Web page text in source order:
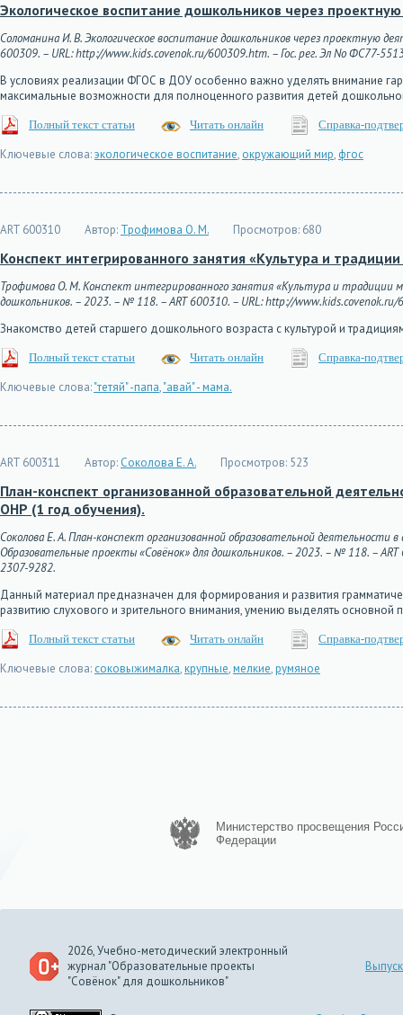
Экологическое воспитание дошкольников через
Соломанина И. В. Экологическое воспитание дошкольников через проектную
600309. – URL: http://www.kids.covenok.ru/600309.htm. – Гос. рег. Эл No ФС77-
В условиях реализации ФГОС в ДОУ особенно важно уделять внимание
максимальные возможности для полноценного развития детей
Полный текст статьи Читать онлайн Справка-
Ключевые слова:экологическое воспитание, окружающий мир, фгос
ART 600310 Автор: Трофимова О. М. Просмотров: 680
Конспект интегрированного занятия «Культура и
Трофимова О. М. Конспект интегрированного занятия «Культура и традиции
дошкольников. – 2023. – № 118. – ART 600310. – URL: http://
Знакомство детей старшего дошкольного возраста с культурой и
Полный текст статьи Читать онлайн Справка-
Ключевые слова:"тетяй" -папа,"авай" - мама.
ART 600311 Автор: Соколова Е. А. Просмотров: 523
План-конспект организованной образовательной
ОНР (1 год обучения).
Соколова Е. А. План-конспект организованной образовательной
Образовательные проекты «Совёнок» для дошкольников. – 2023. – № 118. –
2307-9282.
Данный материал предназначен для формирования и развития
развитию слухового и зрительного внимания, умению выделять основной
Полный текст статьи Читать онлайн Справка-
Ключевые слова: соковыжималка,крупные,мелкие,румяное
Министерство просвещения
Федерации
2026, Учебно-методический электронный
журнал "Образовательные проекты
"Совёнок" для дошкольников"